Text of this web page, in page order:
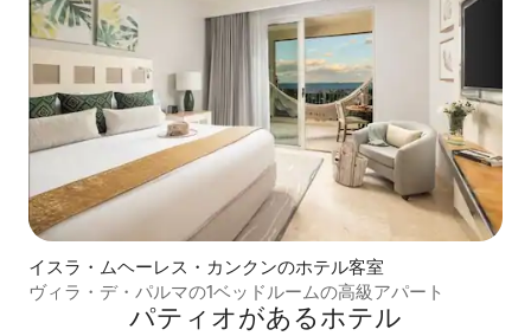
イスラ・ムヘーレス・カンクンのホテル客室
ヴィラ・デ・パルマの1ベッドルームの高級アパート
パティオがあるホ⁠テ⁠ル